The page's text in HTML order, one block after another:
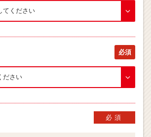
必須
必須